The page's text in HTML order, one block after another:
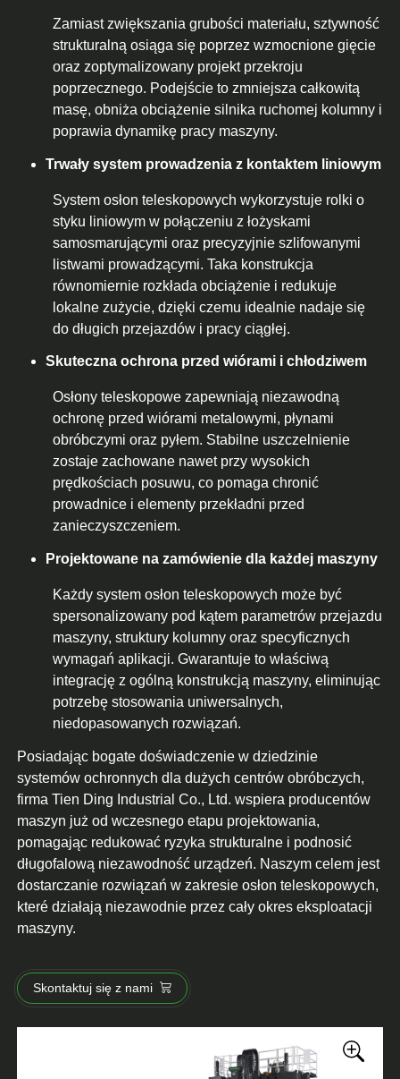
Zamiast zwiększania grubości materiału, sztywność
strukturalną osiąga się poprzez wzmocnione gięcie
oraz zoptymalizowany projekt przekroju
poprzecznego. Podejście to zmniejsza całkowitą
masę, obniża obciążenie silnika ruchomej kolumny i
poprawia dynamikę pracy maszyny.
Trwały system prowadzenia z kontaktem liniowym
System osłon teleskopowych wykorzystuje rolki o
styku liniowym w połączeniu z łożyskami
samosmarującymi oraz precyzyjnie szlifowanymi
listwami prowadzącymi. Taka konstrukcja
równomiernie rozkłada obciążenie i redukuje
lokalne zużycie, dzięki czemu idealnie nadaje się
do długich przejazdów i pracy ciągłej.
Skuteczna ochrona przed wiórami i chłodziwem
Osłony teleskopowe zapewniają niezawodną
ochronę przed wiórami metalowymi, płynami
obróbczymi oraz pyłem. Stabilne uszczelnienie
zostaje zachowane nawet przy wysokich
prędkościach posuwu, co pomaga chronić
prowadnice i elementy przekładni przed
zanieczyszczeniem.
Projektowane na zamówienie dla każdej maszyny
Każdy system osłon teleskopowych może być
spersonalizowany pod kątem parametrów przejazdu
maszyny, struktury kolumny oraz specyficznych
wymagań aplikacji. Gwarantuje to właściwą
integrację z ogólną konstrukcją maszyny, eliminując
potrzebę stosowania uniwersalnych,
niedopasowanych rozwiązań.
Posiadając bogate doświadczenie w dziedzinie
systemów ochronnych dla dużych centrów obróbczych,
firma Tien Ding Industrial Co., Ltd. wspiera producentów
maszyn już od wczesnego etapu projektowania,
pomagając redukować ryzyka strukturalne i podnosić
długofalową niezawodność urządzeń. Naszym celem jest
dostarczanie rozwiązań w zakresie osłon teleskopowych,
které działają niezawodnie przez cały okres eksploatacji
maszyny.
Skontaktuj się z nami